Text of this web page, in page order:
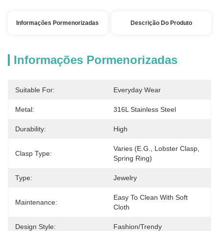
Informações Pormenorizadas Descrição Do Produto
Informações Pormenorizadas
Suitable For: Everyday Wear
Metal: 316L Stainless Steel
Durability: High
Clasp Type:
Varies (e.g., Lobster Clasp,
Spring Ring)
Type: Jewelry
Maintenance:
Easy To Clean With Soft
Cloth
Design Style: Fashion/Trendy